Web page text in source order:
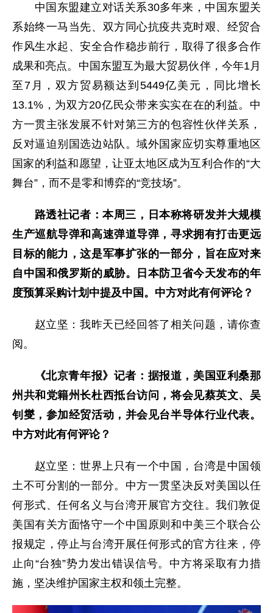
中国东盟建立对话关系30多年来，中国东盟关
系始终一马当先、双方同心抗疫共克时艰、经贸合
作风生水起、安全合作稳步前行，取得了很多合作
成果和亮点。中国东盟互为最大贸易伙伴，今年1月
至7月，双方贸易额达到5449亿美元，同比增长
13.1%，为双方20亿民众带来实实在在的利益。中
方一贯主张发展不针对第三方的包容性伙伴关系，
反对逼迫别国选边站队。域外国家应切实尊重地区
国家的利益和愿望，让亚太地区成为互利合作的“大
舞台”，而不是零和博弈的“竞技场”。
路透社记者：本周三，日本称将研发并大规模
生产巡航导弹和高速弹道导弹，寻求拥有打击更远
目标的能力，这是军事扩张的一部分，旨在应对来
自中国和俄罗斯的威胁。日本防卫省今天发布的年
度预算采购计划中提及中国。中方对此有何评论？
赵立坚：我昨天已经回答了相关问题，请你查
阅。
《北京青年报》记者：据报道，美国亚利桑那
州共和党籍州长杜西抵台访问，将会见蔡英文、吴
钊燮，参加经贸活动，并会见台半导体行业代表。
中方对此有何评论？
赵立坚：世界上只有一个中国，台湾是中国领
土不可分割的一部分。中方一贯坚决反对美国以任
何形式、任何名义与台湾开展官方交往。我们敦促
美国有关方面恪守一个中国原则和中美三个联合公
报规定，停止与台湾开展任何形式的官方往来，停
止向“台独”势力发出错误信号。中方将采取有力措
施，坚决维护国家主权和领土完整。